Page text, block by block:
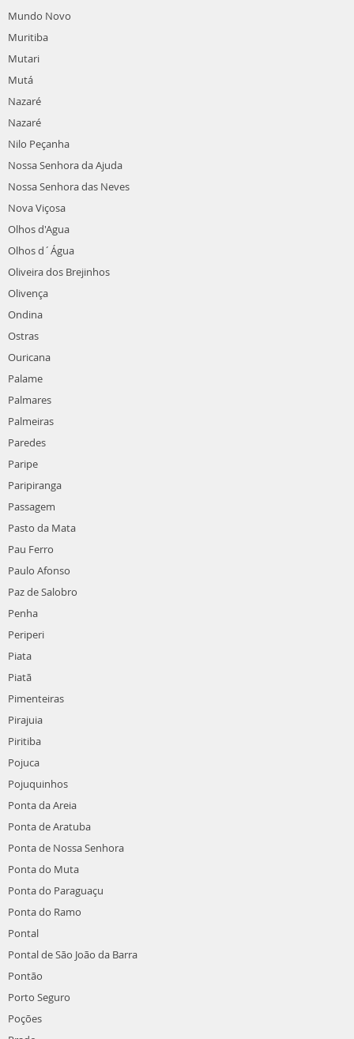
Mundo Novo
Muritiba
Mutari
Mutá
Nazaré
Nazaré
Nilo Peçanha
Nossa Senhora da Ajuda
Nossa Senhora das Neves
Nova Viçosa
Olhos d'Agua
Olhos d´Água
Oliveira dos Brejinhos
Olivença
Ondina
Ostras
Ouricana
Palame
Palmares
Palmeiras
Paredes
Paripe
Paripiranga
Passagem
Pasto da Mata
Pau Ferro
Paulo Afonso
Paz de Salobro
Penha
Periperi
Piata
Piatã
Pimenteiras
Pirajuia
Piritiba
Pojuca
Pojuquinhos
Ponta da Areia
Ponta de Aratuba
Ponta de Nossa Senhora
Ponta do Muta
Ponta do Paraguaçu
Ponta do Ramo
Pontal
Pontal de São João da Barra
Pontão
Porto Seguro
Poções